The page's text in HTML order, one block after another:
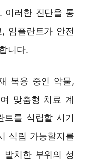
이러한 진단을 통
임플란트가 안전
니다.
복용 중인 약물,
맞춤형 치료 계
트를 식립할 시기
식립 가능할지를
발치한 부위의 성